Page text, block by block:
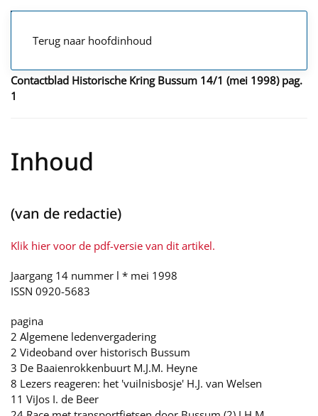
Terug naar hoofdinhoud
Contactblad Historische Kring Bussum 14/1 (mei 1998) pag.
1
Inhoud
(van de redactie)
Klik hier voor de pdf-versie van dit artikel.
Jaargang 14 nummer l * mei 1998
ISSN 0920-5683
pagina
2 Algemene ledenvergadering
2 Videoband over historisch Bussum
3 De Baaienrokkenbuurt M.J.M. Heyne
8 Lezers reageren: het 'vuilnisbosje' H.J. van Welsen
11 ViJos I. de Beer